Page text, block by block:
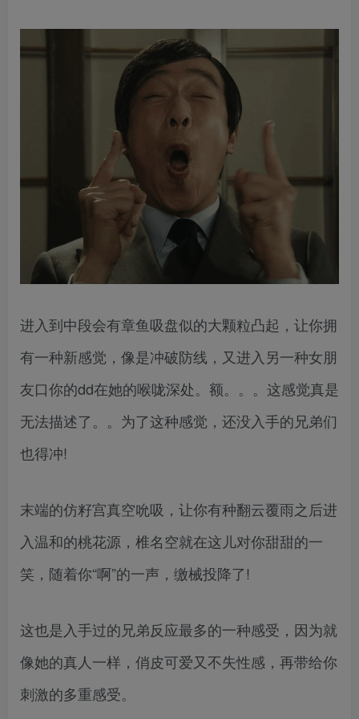
进入到中段会有章鱼吸盘似的大颗粒凸起，让你拥
有一种新感觉，像是冲破防线，又进入另一种女朋
友口你的dd在她的喉咙深处。额。。。这感觉真是
无法描述了。。为了这种感觉，还没入手的兄弟们
也得冲!
末端的仿籽宫真空吮吸，让你有种翻云覆雨之后进
入温和的桃花源，椎名空就在这儿对你甜甜的一
笑，随着你“啊”的一声，缴械投降了!
这也是入手过的兄弟反应最多的一种感受，因为就
像她的真人一样，俏皮可爱又不失性感，再带给你
刺激的多重感受。